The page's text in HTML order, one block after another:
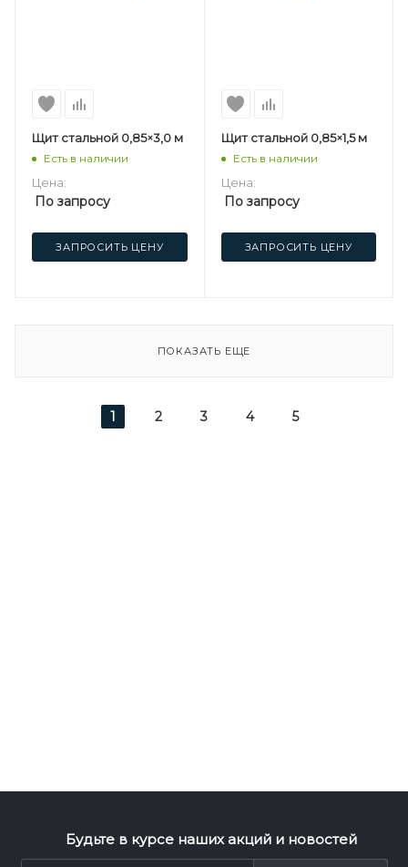
Щит стальной 0,85×3,0 м
Есть в наличии
Цена:
По запросу
ЗАПРОСИТЬ ЦЕНУ
Щит стальной 0,85×1,5 м
Есть в наличии
Цена:
По запросу
ЗАПРОСИТЬ ЦЕНУ
ПОКАЗАТЬ ЕЩЕ
1 2 3 4 5
Будьте в курсе наших акций и новостей